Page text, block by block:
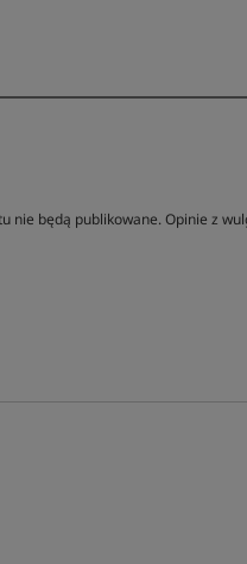
nie będą publikowane. Opinie z